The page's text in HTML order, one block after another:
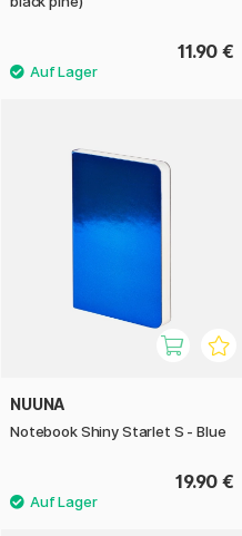
11.90 €
NUUNA
Notebook Shiny Starlet S - Blue
19.90 €